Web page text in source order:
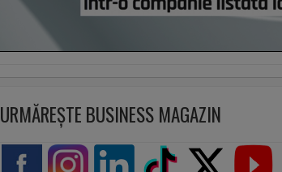
URMĂREȘTE BUSINESS MAGAZIN